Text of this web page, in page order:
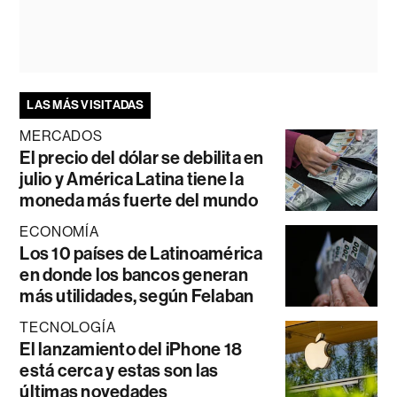
LAS MÁS VISITADAS
MERCADOS
El precio del dólar se debilita en
julio y América Latina tiene la
moneda más fuerte del mundo
ECONOMÍA
Los 10 países de Latinoamérica
en donde los bancos generan
más utilidades, según Felaban
TECNOLOGÍA
El lanzamiento del iPhone 18
está cerca y estas son las
últimas novedades